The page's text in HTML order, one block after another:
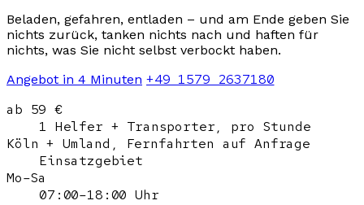
Beladen, gefahren, entladen – und am Ende geben Sie
nichts zurück, tanken nichts nach und haften für
nichts, was Sie nicht selbst verbockt haben.
Angebot in 4 Minuten +49 1579 2637180
ab 59 €
1 Helfer + Transporter, pro Stunde
Köln + Umland, Fernfahrten auf Anfrage
Einsatzgebiet
Mo–Sa
07:00–18:00 Uhr